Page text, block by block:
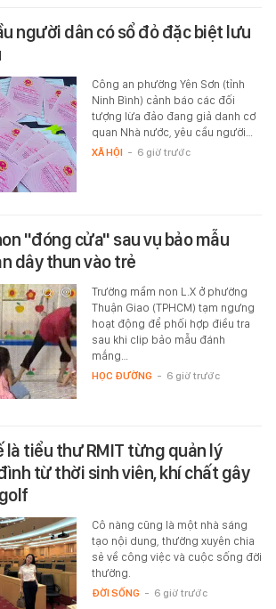
người dân có sổ đỏ đặc biệt lưu
Công an phường Yên Sơn (tỉnh
Ninh Bình) cảnh báo các đối
tượng lừa đảo đang giả danh cơ
quan Nhà nước, yêu cầu người…
XÃ HỘI - 6 giờ trước
"đóng cửa" sau vụ bảo mẫu
dây thun vào trẻ
Trường mầm non L.X ở phường
Thuận Giao (TPHCM) tạm ngưng
hoạt động để phối hợp điều tra
sau khi clip bảo mẫu đánh
mắng…
HỌC ĐƯỜNG - 6 giờ trước
là tiểu thư RMIT từng quản lý
từ thời sinh viên, khí chất gây
Cô nàng cũng là một nhà sáng
tạo nội dung, thường xuyên chia
sẻ về công việc và cuộc sống đời
thường.
ĐỜI SỐNG - 6 giờ trước